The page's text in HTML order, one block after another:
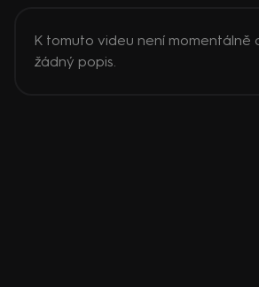
K tomuto videu není momentálně
žádný popis.